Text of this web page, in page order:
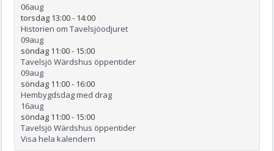
06aug
torsdag 13:00- 14:00
Historien om Tavelsjöodjuret
09aug
söndag 11:00- 15:00
Tavelsjö Wärdshus öppentider
09aug
söndag 11:00- 16:00
Hembygdsdag med drag
16aug
söndag 11:00- 15:00
Tavelsjö Wärdshus öppentider
Visa hela kalendern